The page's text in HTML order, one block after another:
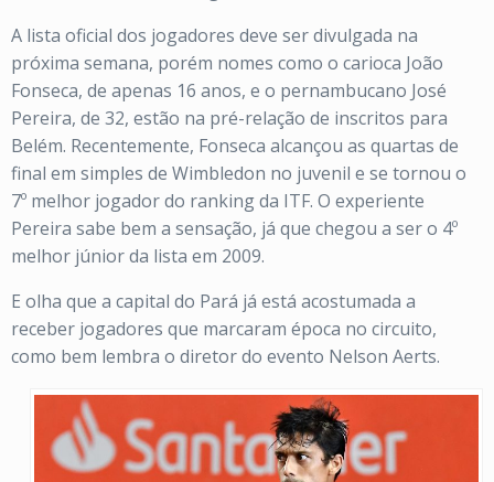
A lista oficial dos jogadores deve ser divulgada na
próxima semana, porém nomes como o carioca João
Fonseca, de apenas 16 anos, e o pernambucano José
Pereira, de 32, estão na pré-relação de inscritos para
Belém. Recentemente, Fonseca alcançou as quartas de
final em simples de Wimbledon no juvenil e se tornou o
7º melhor jogador do ranking da ITF. O experiente
Pereira sabe bem a sensação, já que chegou a ser o 4º
melhor júnior da lista em 2009.
E olha que a capital do Pará já está acostumada a
receber jogadores que marcaram época no circuito,
como bem lembra o diretor do evento Nelson Aerts.